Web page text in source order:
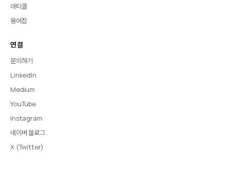
아티클
용어집
연결
문의하기
LinkedIn
Medium
YouTube
Instagram
네이버 블로그
X (Twitter)